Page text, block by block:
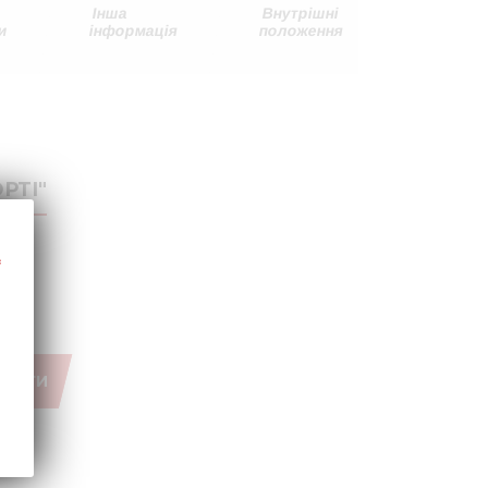
Інша
інформація
Внутрішні
положення